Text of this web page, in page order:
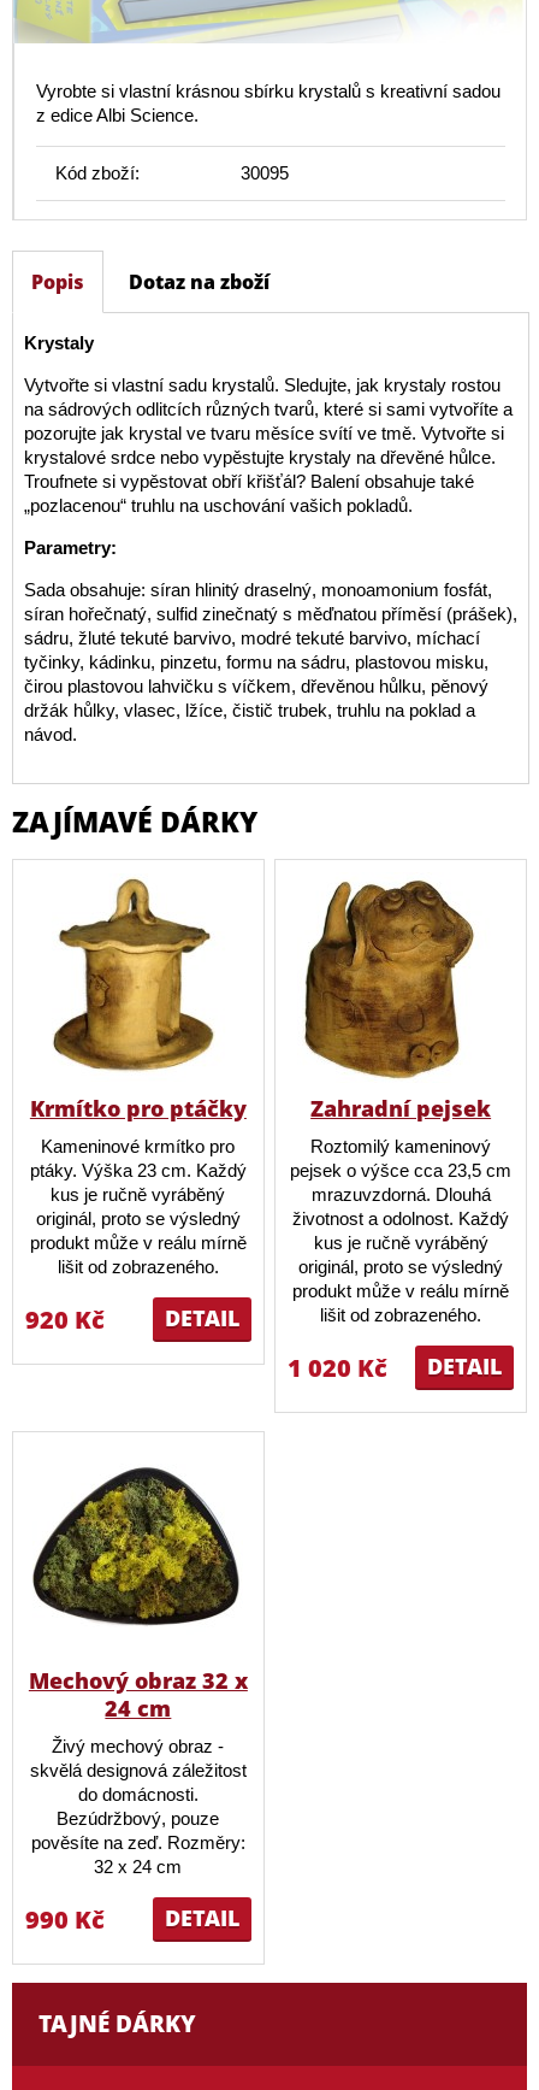
Vyrobte si vlastní krásnou sbírku krystalů s kreativní sadou
z edice Albi Science.
Kód zboží: 30095
Popis Dotaz na zboží
Krystaly
Vytvořte si vlastní sadu krystalů. Sledujte, jak krystaly rostou
na sádrových odlitcích různých tvarů, které si sami vytvoříte a
pozorujte jak krystal ve tvaru měsíce svítí ve tmě. Vytvořte si
krystalové srdce nebo vypěstujte krystaly na dřevěné hůlce.
Troufnete si vypěstovat obří křišťál? Balení obsahuje také
„pozlacenou“ truhlu na uschování vašich pokladů.
Parametry:
Sada obsahuje: síran hlinitý draselný, monoamonium fosfát,
síran hořečnatý, sulfid zinečnatý s měďnatou příměsí (prášek),
sádru, žluté tekuté barvivo, modré tekuté barvivo, míchací
tyčinky, kádinku, pinzetu, formu na sádru, plastovou misku,
čirou plastovou lahvičku s víčkem, dřevěnou hůlku, pěnový
držák hůlky, vlasec, lžíce, čistič trubek, truhlu na poklad a
návod.
ZAJÍMAVÉ DÁRKY
Krmítko pro ptáčky
Kameninové krmítko pro
ptáky. Výška 23 cm. Každý
kus je ručně vyráběný
originál, proto se výsledný
produkt může v reálu mírně
lišit od zobrazeného.
DETAIL
920 Kč
Zahradní pejsek
Roztomilý kameninový
pejsek o výšce cca 23,5 cm
mrazuvzdorná. Dlouhá
životnost a odolnost. Každý
kus je ručně vyráběný
originál, proto se výsledný
produkt může v reálu mírně
lišit od zobrazeného.
DETAIL
1 020 Kč
Mechový obraz 32 x
24 cm
Živý mechový obraz -
skvělá designová záležitost
do domácnosti.
Bezúdržbový, pouze
pověsíte na zeď. Rozměry:
32 x 24 cm
DETAIL
990 Kč
TAJNÉ DÁRKY